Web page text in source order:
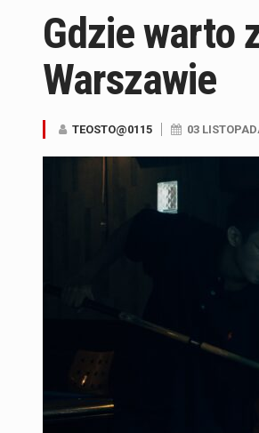
Gdzie warto
Warszawie
TEOSTO@0115 03